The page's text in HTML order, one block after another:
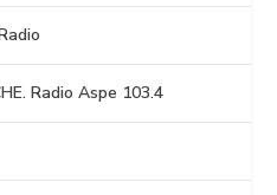
Radio Aspe 103.4